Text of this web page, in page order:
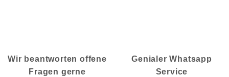
Wir beantworten offene
Fragen gerne
Genialer Whatsapp
Service